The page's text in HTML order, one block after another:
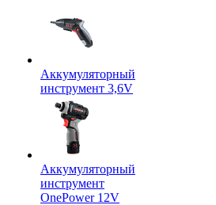
Аккумуляторный
инструмент 3,6V
Аккумуляторный
инструмент
OnePower 12V